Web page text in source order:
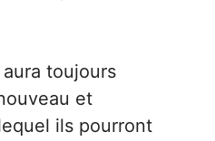
toujours
et
ils pourront